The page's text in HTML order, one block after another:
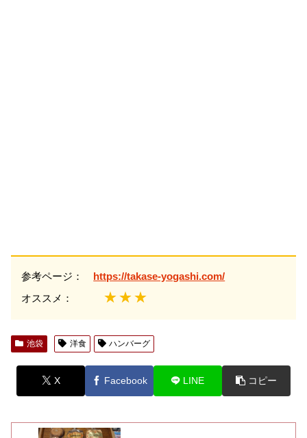
参考ページ： https://takase-yogashi.com/
オススメ： ★★★
池袋 洋食 ハンバーグ
X Facebook LINE コピー